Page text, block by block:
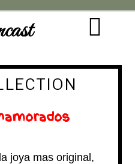
joya mas original,